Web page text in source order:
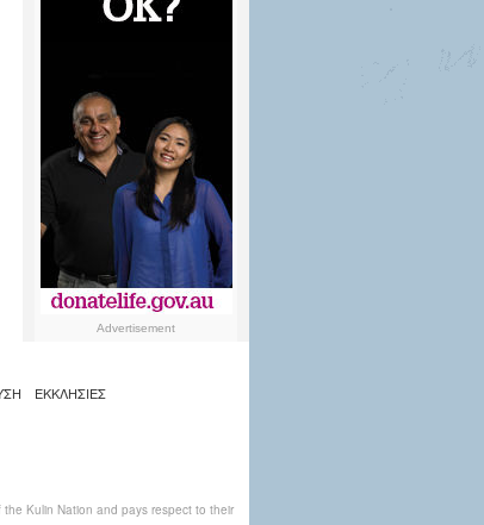
Advertisement
ΕΚΚΛΗΣΙΕΣ
Kulin Nation and pays respect to their